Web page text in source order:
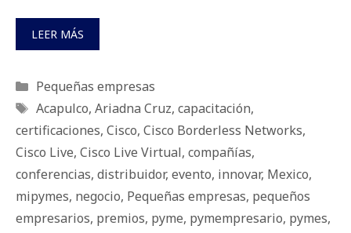
LEER MÁS
Categorías
Pequeñas empresas
Etiquetas
Acapulco, Ariadna Cruz, capacitación,
certificaciones, Cisco, Cisco Borderless Networks,
Cisco Live, Cisco Live Virtual, compañías,
conferencias, distribuidor, evento, innovar, Mexico,
mipymes, negocio, Pequeñas empresas, pequeños
empresarios, premios, pyme, pymempresario, pymes,